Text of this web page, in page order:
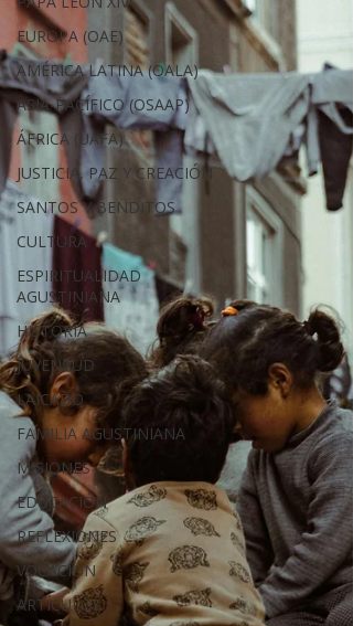
EUROPA (OAE)
AMÉRICA LATINA (OALA)
ASIA-PACÍFICO (OSAAP)
ÁFRICA (UAFA)
JUSTICIA, PAZ Y CREACIÓN
SANTOS Y BENDITOS
CULTURA
ESPIRITUALIDAD
AGUSTINIANA
HISTORIA
JUVENTUD
LAICADO
FAMILIA AGUSTINIANA
MISIONES
EDUCACIÓN
REFLEXIONES
VOCACIÓN
ARTÍCULOS